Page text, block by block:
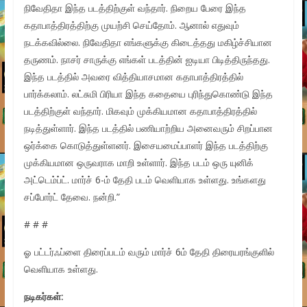
நிவேதிதா இந்த படத்திற்குள் வந்தார். நிறைய பேரை இந்த
கதாபாத்திரத்திற்கு முயற்சி செய்தோம். ஆனால் எதுவும்
நடக்கவில்லை. நிவேதிதா எங்களுக்கு கிடைத்தது மகிழ்ச்சியான
தருணம். நாசர் சாருக்கு எங்கள் படத்தின் ஐடியா பிடித்திருந்தது.
இந்த படத்தில் அவரை வித்தியாசமான கதாபாத்திரத்தில்
பார்க்கலாம். லட்சுமி பிரியா இந்த கதையை புரிந்துகொண்டு இந்த
படத்திற்குள் வந்தார். மிகவும் முக்கியமான கதாபாத்திரத்தில்
நடித்துள்ளார். இந்த படத்தில் பணியாற்றிய அனைவரும் சிறப்பான
ஒர்க்கை கொடுத்துள்ளனர். இசையமைப்பாளர் இந்த படத்திற்கு
முக்கியமான ஒருவராக மாறி உள்ளார். இந்த படம் ஒரு யுனிக்
அட்டெம்ப்ட். மார்ச் 6-ம் தேதி படம் வெளியாக உள்ளது. உங்களது
சப்போர்ட் தேவை. நன்றி.”
# # #
ஓ பட்டர்ஃப்ளை திரைப்படம் வரும் மார்ச் 6ம் தேதி திரையரங்குளில்
வெளியாக உள்ளது.
நடிகர்கள்: